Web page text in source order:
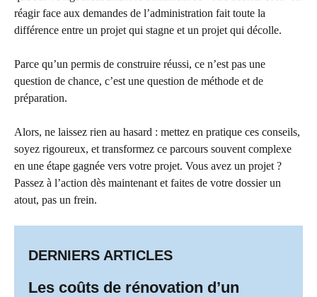
réagir face aux demandes de l’administration fait toute la
différence entre un projet qui stagne et un projet qui décolle.
Parce qu’un permis de construire réussi, ce n’est pas une
question de chance, c’est une question de méthode et de
préparation.
Alors, ne laissez rien au hasard : mettez en pratique ces conseils,
soyez rigoureux, et transformez ce parcours souvent complexe
en une étape gagnée vers votre projet. Vous avez un projet ?
Passez à l’action dès maintenant et faites de votre dossier un
atout, pas un frein.
DERNIERS ARTICLES
Les coûts de rénovation d’un